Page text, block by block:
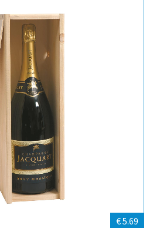
€ 5.69